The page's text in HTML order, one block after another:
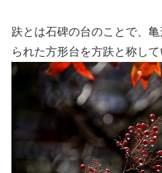
趺とは石碑の台のことで、
られた方形台を方趺と称して